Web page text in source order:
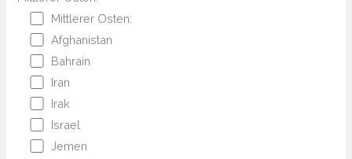
Mittlerer Osten:
Afghanistan
Bahrain
Iran
Irak
Israel
Jemen